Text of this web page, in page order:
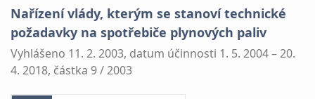
Nařízení vlády, kterým se stanoví technické
požadavky na spotřebiče plynových paliv
Vyhlášeno 11. 2. 2003, datum účinnosti 1. 5. 2004 – 20.
4. 2018, částka 9 / 2003